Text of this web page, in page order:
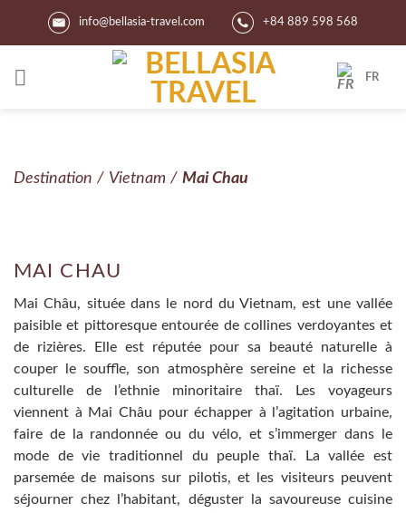
info@bellasia-travel.com +84 889 598 568
FR
Destination / Vietnam / Mai Chau
MAI CHAU
Mai Châu, située dans le nord du Vietnam, est une vallée
paisible et pittoresque entourée de collines verdoyantes et
de rizières. Elle est réputée pour sa beauté naturelle à
couper le souffle, son atmosphère sereine et la richesse
culturelle de l’ethnie minoritaire thaï. Les voyageurs
viennent à Mai Châu pour échapper à l’agitation urbaine,
faire de la randonnée ou du vélo, et s’immerger dans le
mode de vie traditionnel du peuple thaï. La vallée est
parsemée de maisons sur pilotis, et les visiteurs peuvent
séjourner chez l’habitant, déguster la savoureuse cuisine